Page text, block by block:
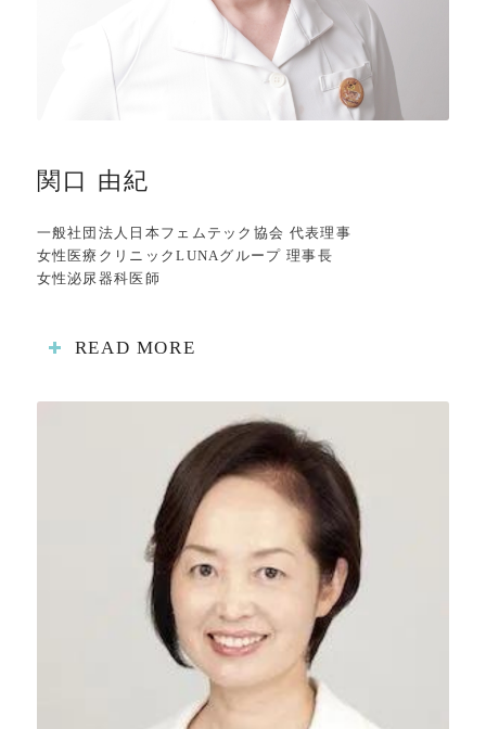
関口 由紀
一般社団法人日本フェムテック協会 代表理事
女性医療クリニックLUNAグループ 理事長
女性泌尿器科医師
READ MORE